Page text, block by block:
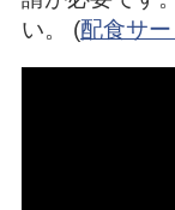
い。 (配食サ